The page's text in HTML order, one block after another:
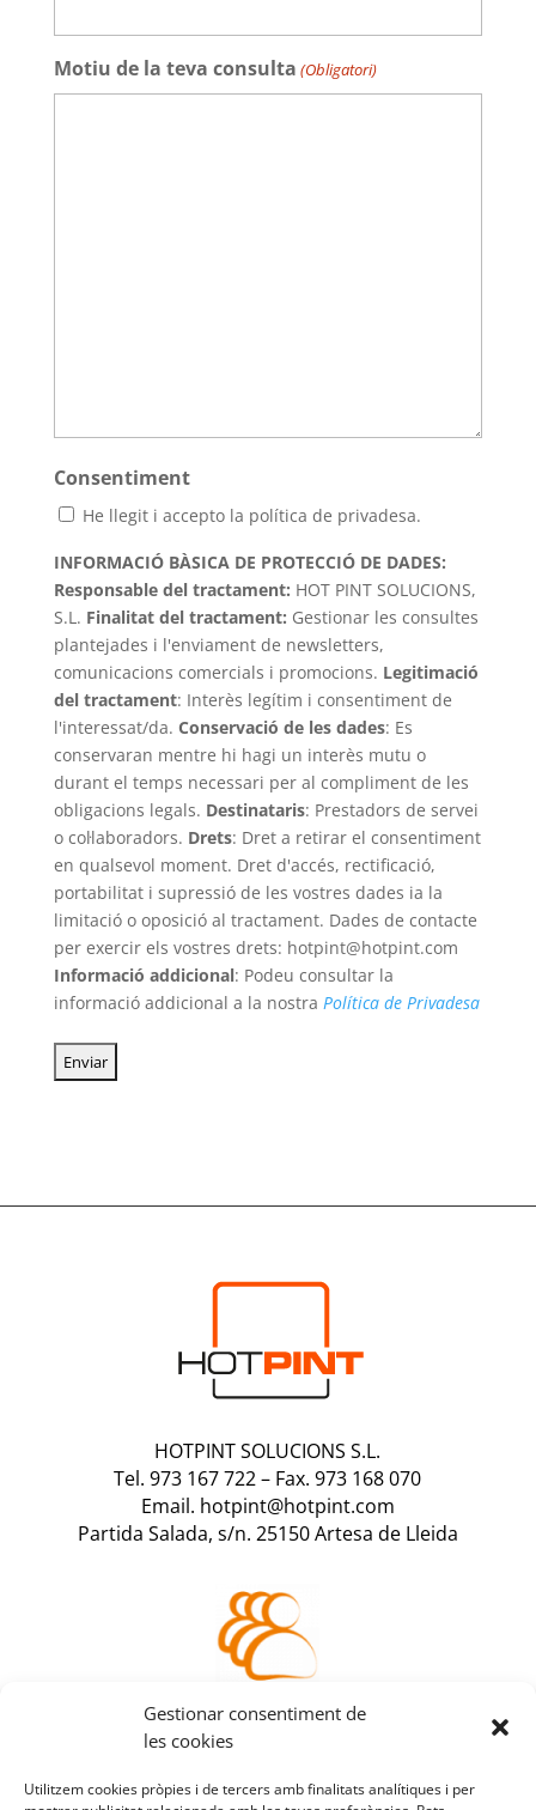
Gestionar consentiment de
les cookies
Utilitzem cookies pròpies i de tercers amb finalitats analítiques i per
Motiu de la teva consulta (Obligatori)
Consentiment
He llegit i accepto la política de privadesa.
INFORMACIÓ BÀSICA DE PROTECCIÓ DE DADES:
Responsable del tractament: HOT PINT SOLUCIONS,
S.L. Finalitat del tractament: Gestionar les consultes
plantejades i l'enviament de newsletters,
comunicacions comercials i promocions. Legitimació
del tractament: Interès legítim i consentiment de
l'interessat/da. Conservació de les dades: Es
conservaran mentre hi hagi un interès mutu o
durant el temps necessari per al compliment de les
obligacions legals. Destinataris: Prestadors de servei
o col·laboradors. Drets: Dret a retirar el consentiment
en qualsevol moment. Dret d'accés, rectificació,
portabilitat i supressió de les vostres dades ia la
limitació o oposició al tractament. Dades de contacte
per exercir els vostres drets: hotpint@hotpint.com
Informació addicional: Podeu consultar la
informació addicional a la nostra Política de Privadesa
HOTPINT SOLUCIONS S.L.
Tel. 973 167 722– Fax. 973 168 070
Email. hotpint@hotpint.com
Partida Salada, s/n. 25150 Artesa de Lleida
Accedeix a la teva
àrea de client